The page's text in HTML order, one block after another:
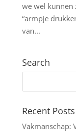
we wel kunnen
“armpje
van...
Search
Recent Posts
Vakmanschap: